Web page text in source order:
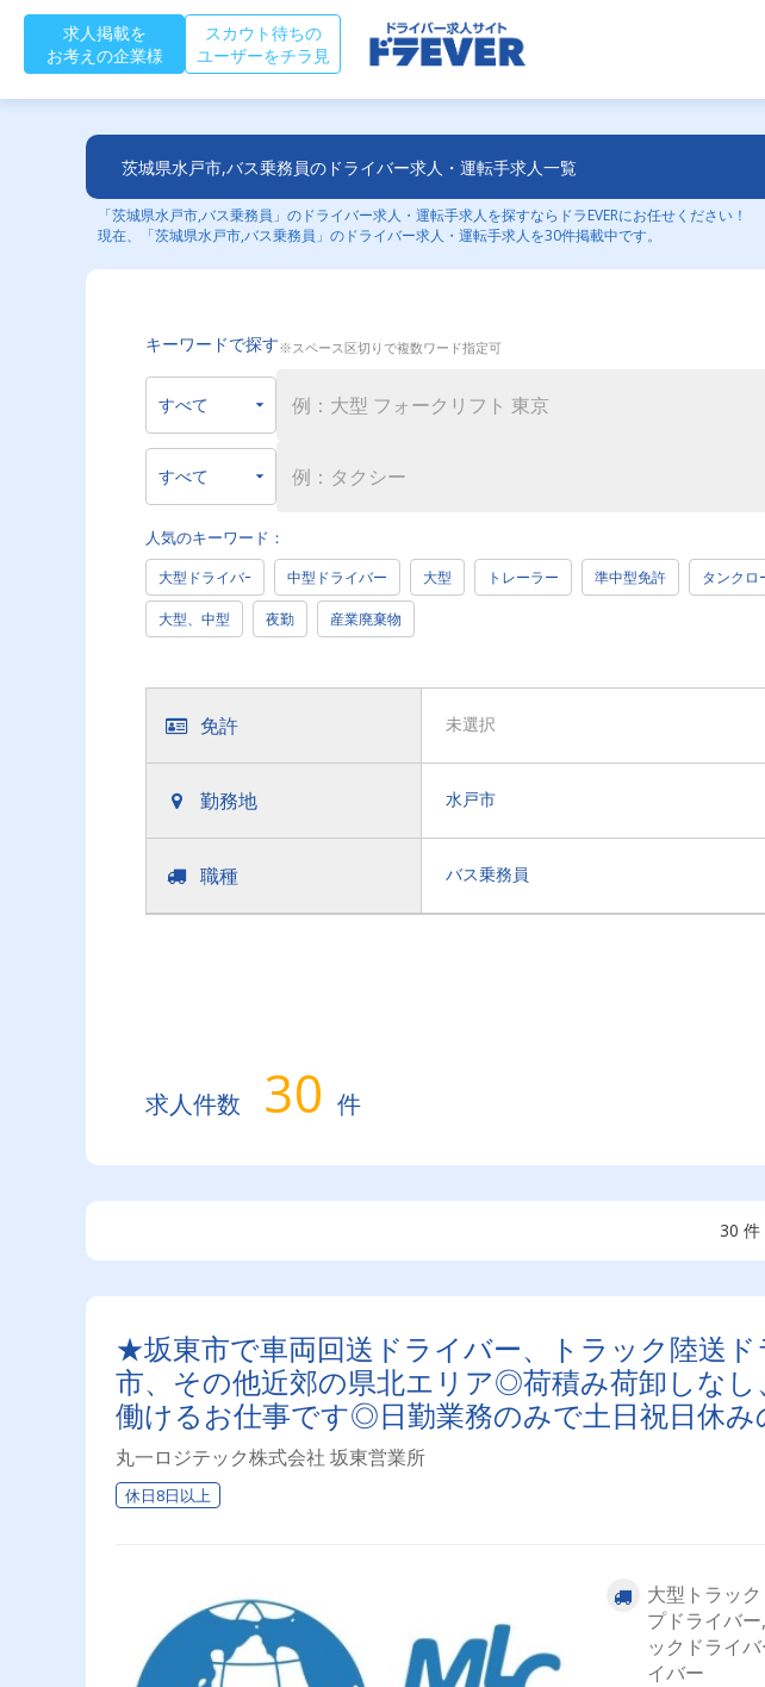
求人掲載を
お考えの企業様
スカウト待ちの
ユーザーをチラ見
茨城県水戸市,バス乗務員のドライバー求人・運転手求人一覧
「茨城県水戸市,バス乗務員」のドライバー求人・運転手求人を探すならドラEVERにお任せください！
現在、「茨城県水戸市,バス乗務員」のドライバー求人・運転手求人を30件掲載中です。
キーワードで探す※スペース区切りで複数ワード指定可
人気のキーワード：
大型ドライバｰ 中型ドライバー 大型 トレーラー 準中型免許 タンクロ
大型、中型 夜勤 産業廃棄物
免許 未選択
勤務地 水戸市
職種 バス乗務員
求人件数 30 件
30 件
★坂東市で車両回送ドライバー、トラック陸送
市、その他近郊の県北エリア◎荷積み荷卸しなし
働けるお仕事です◎日勤業務のみで土日祝日休み
ライベート充実♪
丸一ロジテック株式会社 坂東営業所
休日8日以上
大型トラッ
プドライバ
ックドライ
イバー